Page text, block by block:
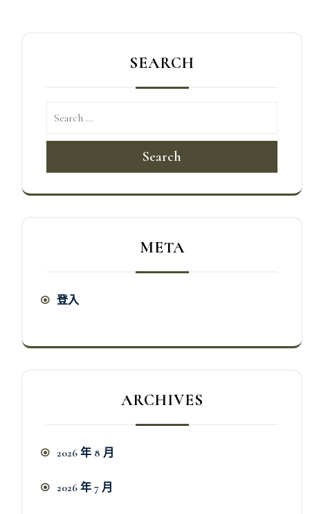
SEARCH
Search
META
登入
ARCHIVES
2026 年 8 月
2026 年 7 月